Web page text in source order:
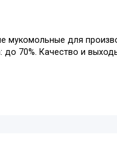
мукомольные для
70%. Качество и